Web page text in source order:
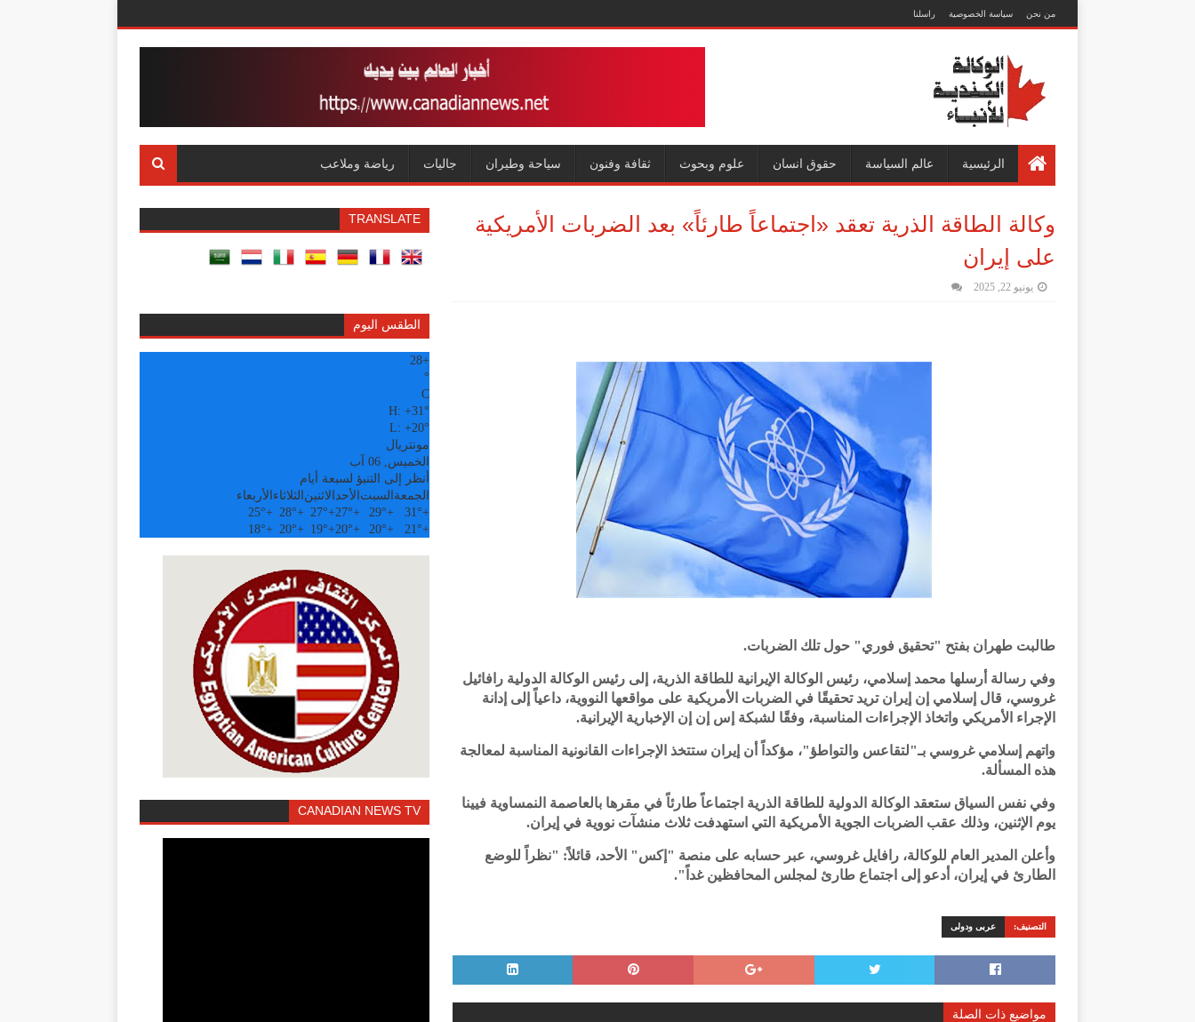
من نحن سياسة الخصوصية راسلنا
الرئيسية عالم السياسة حقوق انسان علوم وبحوث ثقافة وفنون سياحة وطيران جاليات رياضة وملاعب
وكالة الطاقة الذرية تعقد «اجتماعاً طارئاً» بعد الضربات الأمريكية
على إيران
يونيو 22, 2025
طالبت طهران بفتح "تحقيق فوري" حول تلك الضربات.
وفي رسالة أرسلها محمد إسلامي، رئيس الوكالة الإيرانية للطاقة الذرية، إلى رئيس الوكالة الدولية رافائيل
غروسي، قال إسلامي إن إيران تريد تحقيقًا في الضربات الأمريكية على مواقعها النووية، داعياً إلى إدانة
الإجراء الأمريكي واتخاذ الإجراءات المناسبة، وفقًا لشبكة إس إن إن الإخبارية الإيرانية.
واتهم إسلامي غروسي بـ"لتقاعس والتواطؤ"، مؤكداً أن إيران ستتخذ الإجراءات القانونية المناسبة لمعالجة
هذه المسألة.
وفي نفس السياق ستعقد الوكالة الدولية للطاقة الذرية اجتماعاً طارئاً في مقرها بالعاصمة النمساوية فيينا
يوم الإثنين، وذلك عقب الضربات الجوية الأمريكية التي استهدفت ثلاث منشآت نووية في إيران.
وأعلن المدير العام للوكالة، رافايل غروسي، عبر حسابه على منصة "إكس" الأحد، قائلاً: "نظراً للوضع
الطارئ في إيران، أدعو إلى اجتماع طارئ لمجلس المحافظين غداً".
التصنيف: عربى ودولى
مواضيع ذات الصلة
TRANSLATE
الطقس اليوم
+
28
°
C
H: +31°
L: +20°
مونتريال
الخميس, 06 آب
أنظر إلى التنبؤ لسبعة أيام
الجمعة السبت الأحد الاثنين الثلاثاء الأربعاء
+
31°
+
29°
+
27°
+
27°
+
28°
+
25°
+
21°
+
20°
+
20°
+
19°
+
20°
+
18°
CANADIAN NEWS TV